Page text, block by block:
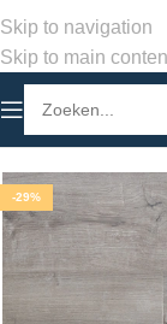
Skip to navigation
Skip to main
Home/Winkel
-29%